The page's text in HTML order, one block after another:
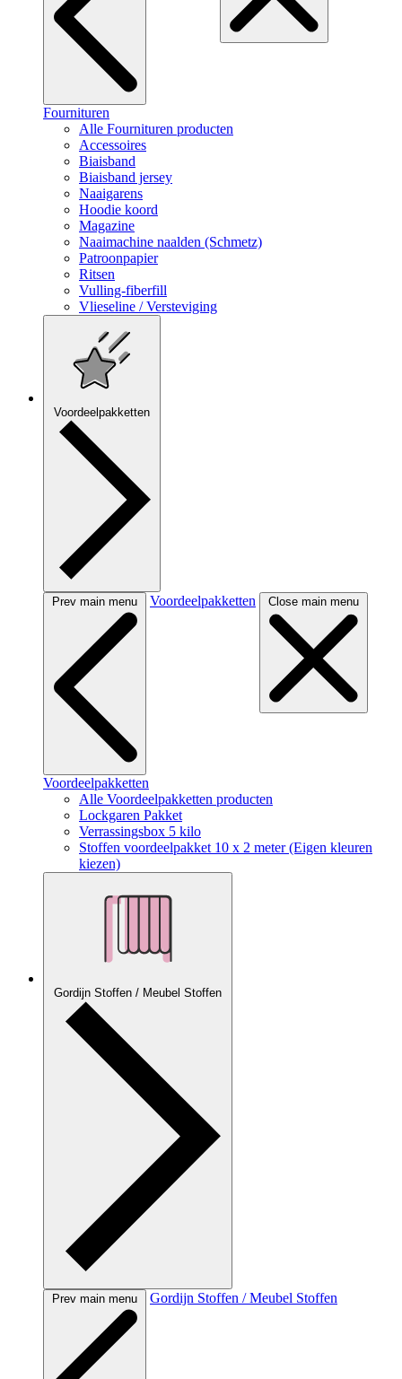
Fournituren
Alle Fournituren producten
Accessoires
Biaisband
Biaisband jersey
Naaigarens
Hoodie koord
Magazine
Naaimachine naalden (Schmetz)
Patroonpapier
Ritsen
Vulling-fiberfill
Vlieseline / Versteviging
Voordeelpakketten
Prev main menu Voordeelpakketten Close main menu
Voordeelpakketten
Alle Voordeelpakketten producten
Lockgaren Pakket
Verrassingsbox 5 kilo
Stoffen voordeelpakket 10 x 2 meter (Eigen kleuren
kiezen)
Gordijn Stoffen / Meubel Stoffen
Prev main menu Gordijn Stoffen / Meubel Stoffen